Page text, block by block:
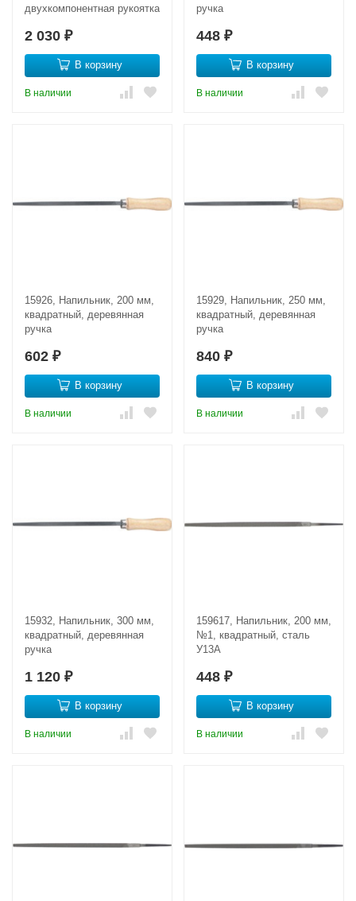
двухкомпонентная рукоятка
2 030 ₽
В корзину
В наличии
ручка
448 ₽
В корзину
В наличии
15926, Напильник, 200 мм,
квадратный, деревянная
ручка
602 ₽
В корзину
В наличии
15929, Напильник, 250 мм,
квадратный, деревянная
ручка
840 ₽
В корзину
В наличии
15932, Напильник, 300 мм,
квадратный, деревянная
ручка
1 120 ₽
В корзину
В наличии
159617, Напильник, 200 мм,
№1, квадратный, сталь
У13А
448 ₽
В корзину
В наличии